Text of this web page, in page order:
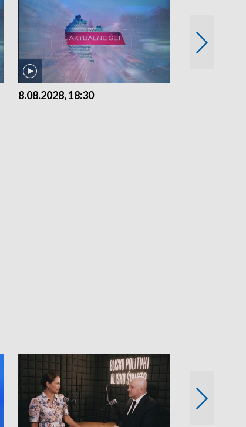
8.08.2028, 18:30